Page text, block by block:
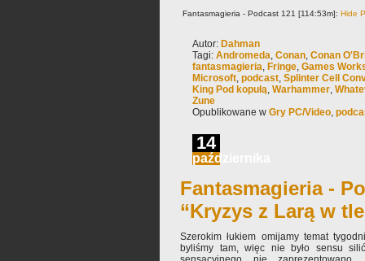
Fantasmagieria - Podcast 121 [114:53m]: Hide
Autor: Dahman
Tagi: Andromeda, Conan, Conan
fantasmagieria, Fringe, Games
Microsoft, podcast, Splinter Cell
King Pod kopułą, Warhammer,
Zune
Opublikowane w Gry PC/Video,
14
października
Fantasmagieria -
“Kryzys z Larą w
Szerokim łukiem omijamy temat
byliśmy tam, więc nie było sensu